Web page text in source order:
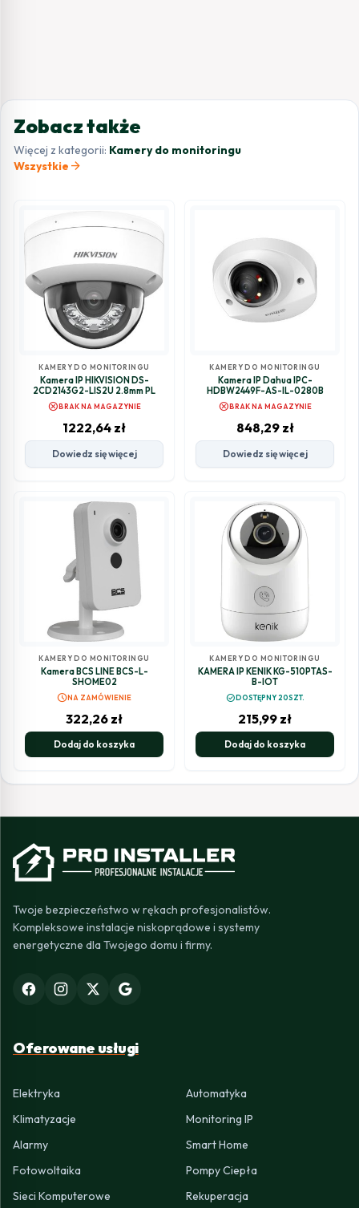
Zobacz także
Więcej z kategorii: Kamery do monitoringu
Wszystkie arrow_forward
KAMERY DO MONITORINGU
Kamera IP HIKVISION DS-
2CD2143G2-LIS2U 2.8mm PL
cancelBRAK NA MAGAZYNIE
1222,64 zł
Dowiedz się więcej
KAMERY DO MONITORINGU
Kamera IP Dahua IPC-
HDBW2449F-AS-IL-0280B
cancelBRAK NA MAGAZYNIE
848,29 zł
Dowiedz się więcej
KAMERY DO MONITORINGU
Kamera BCS LINE BCS-L-
SHOME02
scheduleNA ZAMÓWIENIE
322,26 zł
Dodaj do koszyka
KAMERY DO MONITORINGU
KAMERA IP KENIK KG-510PTAS-
B-IOT
check_circleDOSTĘPNY 20SZT.
215,99 zł
Dodaj do koszyka
Twoje bezpieczeństwo w rękach profesjonalistów.
Kompleksowe instalacje niskoprądowe i systemy
energetyczne dla Twojego domu i firmy.
Oferowane usługi
Elektryka
Automatyka
Klimatyzacje
Monitoring IP
Alarmy
Smart Home
Fotowoltaika
Pompy Ciepła
Sieci Komputerowe
Rekuperacja